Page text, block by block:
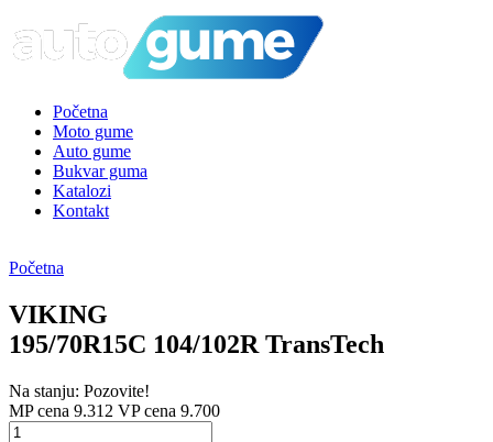
Početna
Moto gume
Auto gume
Bukvar guma
Katalozi
Kontakt
Početna
VIKING
195/70R15C 104/102R TransTech
Na stanju: Pozovite!
MP cena 9.312 VP cena 9.700